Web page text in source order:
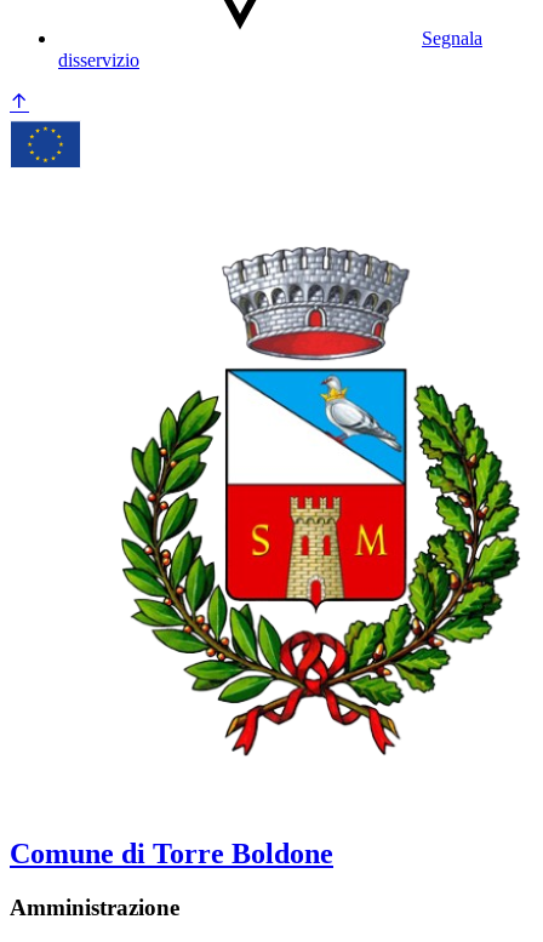
Segnala
disservizio
Comune di Torre Boldone
Amministrazione